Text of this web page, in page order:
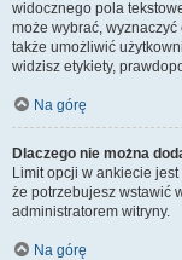
widocznego pola
może wybrać,
także umożliwić
widzisz etykiety,
Na górę
Dlaczego nie można
Limit opcji w ankiecie
że potrzebujesz wstawić
administratorem witryny.
Na górę